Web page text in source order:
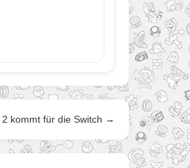
2 kommt für die Switch →